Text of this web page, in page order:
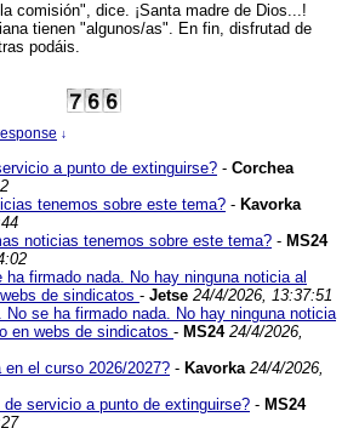
comisión", dice. ¡Santa madre de Dios...!
tienen "algunos/as". En fin, disfrutad de
podáis.
↓
a punto de extinguirse? - Corchea
tenemos sobre este tema? - Kavorka
noticias tenemos sobre este tema? - MS24
ha firmado nada. No hay ninguna noticia al
de sindicatos - Jetse 24/4/2026, 13:37:51
No se ha firmado nada. No hay ninguna noticia
en webs de sindicatos - MS24 24/4/2026,
en el curso 2026/2027? - Kavorka 24/4/2026,
de servicio a punto de extinguirse? - MS24